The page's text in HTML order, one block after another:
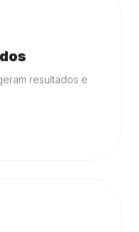
resultados e